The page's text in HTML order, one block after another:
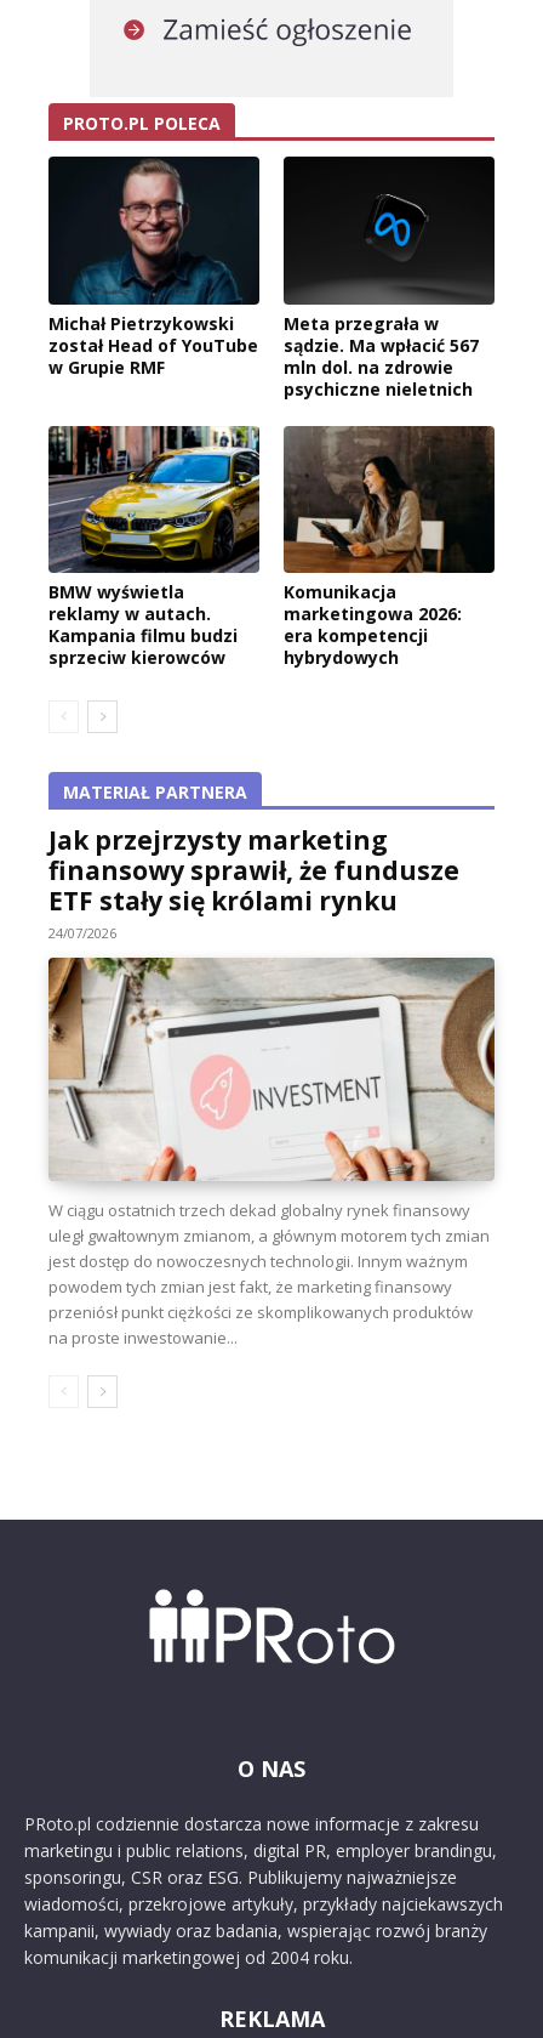
PROTO.PL POLECA
Michał Pietrzykowski
został Head of YouTube
w Grupie RMF
Meta przegrała w
sądzie. Ma wpłacić 567
mln dol. na zdrowie
psychiczne nieletnich
BMW wyświetla
reklamy w autach.
Kampania filmu budzi
sprzeciw kierowców
Komunikacja
marketingowa 2026:
era kompetencji
hybrydowych
MATERIAŁ PARTNERA
Jak przejrzysty marketing
finansowy sprawił, że fundusze
ETF stały się królami rynku
24/07/2026
W ciągu ostatnich trzech dekad globalny rynek finansowy
uległ gwałtownym zmianom, a głównym motorem tych zmian
jest dostęp do nowoczesnych technologii. Innym ważnym
powodem tych zmian jest fakt, że marketing finansowy
przeniósł punkt ciężkości ze skomplikowanych produktów
na proste inwestowanie...
O NAS
PRoto.pl codziennie dostarcza nowe informacje z zakresu
marketingu i public relations, digital PR, employer brandingu,
sponsoringu, CSR oraz ESG. Publikujemy najważniejsze
wiadomości, przekrojowe artykuły, przykłady najciekawszych
kampanii, wywiady oraz badania, wspierając rozwój branży
komunikacji marketingowej od 2004 roku.
REKLAMA